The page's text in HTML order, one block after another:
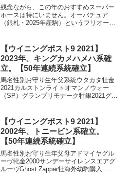
残念ながら、この年のおすすめスーパー
ホースは特にいません。オーバチュア
（銀札・2025年産駒）というフリオーソ
が、2030年産駒でフリオーソの子である
フリビオン産駒のヒ...
【ウイニングポスト9 2021】
2023年、キングカメハメハ系確
立。【50年連続系統確立】
馬名性別お守り生年父系統ウタカタ牡金
2021カルストンライトオマンノウォー
（SP）グランプリモナーク牡銀2021グラ
ノウォー（SP） ウインドバ...
【ウイニングポスト9 2021】
2002年、トニービン系確立。
【50年連続系統確立】
馬名性別お守り生年父母アドマイヤグル
ーヴ牝金2000サンデーサイレンスエアグ
ルーヴGhost Zappar牡海外幼駒購入